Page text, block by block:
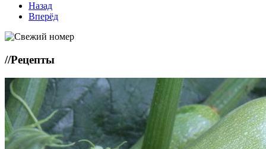
Назад
Вперёд
//Рецепты